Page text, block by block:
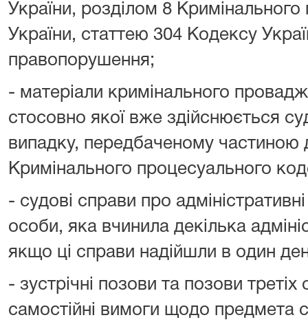
України, розділом 8
України, статтею 304 Кодексу
правопорушення;
- матеріали кримінального
стосовно якої вже здійснюється
випадку, передбаченому частиною
Кримінального процесуального
- судові справи про
особи, яка вчинила декілька
якщо ці справи надійшли в один
- зустрічні позови та позови третіх
самостійні вимоги щодо предмета